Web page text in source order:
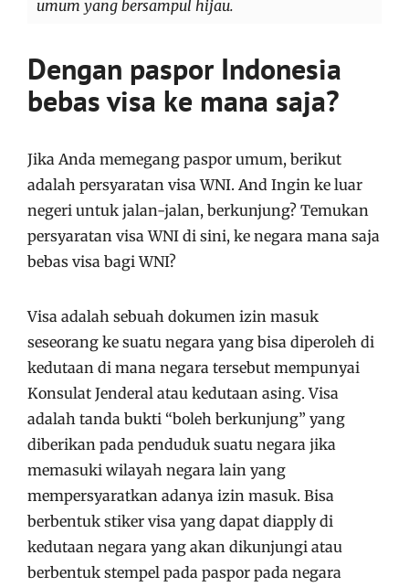
umum yang bersampul hijau.
Dengan paspor Indonesia
bebas visa ke mana saja?
Jika Anda memegang paspor umum, berikut
adalah persyaratan visa WNI. And Ingin ke luar
negeri untuk jalan-jalan, berkunjung? Temukan
persyaratan visa WNI di sini, ke negara mana saja
bebas visa bagi WNI?
Visa adalah sebuah dokumen izin masuk
seseorang ke suatu negara yang bisa diperoleh di
kedutaan di mana negara tersebut mempunyai
Konsulat Jenderal atau kedutaan asing. Visa
adalah tanda bukti “boleh berkunjung” yang
diberikan pada penduduk suatu negara jika
memasuki wilayah negara lain yang
mempersyaratkan adanya izin masuk. Bisa
berbentuk stiker visa yang dapat diapply di
kedutaan negara yang akan dikunjungi atau
berbentuk stempel pada paspor pada negara